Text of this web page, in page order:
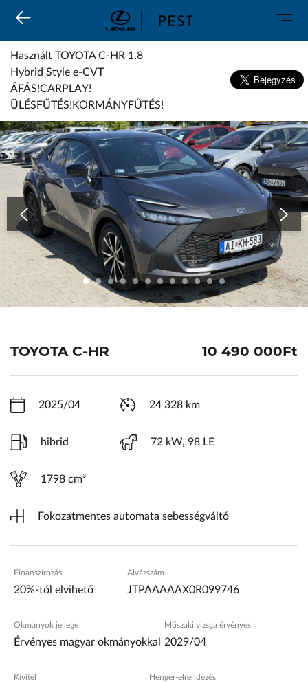
Lexus Pest
Toyota Schiller
ŠKODA Schiller
Audi Schiller
BYD Schiller
Cupra Schiller
Geely Schiller
Lexus Pest
Seat Schiller
Tesla Approved Body Shop
Toyota Schiller
VW Haszonjárművek
VW Service Schiller
Használt TOYOTA C-HR 1.8
Hybrid Style e-CVT
ÁFÁS!CARPLAY!
ÜLÉSFŰTÉS!KORMÁNYFŰTÉS!
TOYOTA C-HR 10 490 000Ft
2025/04 24 328 km
hibrid 72 kW, 98 LE
1798 cm³
Fokozatmentes automata sebességváltó
Finanszírozás
20%-tól elvihető
Alvázszám
JTPAAAAAX0R099746
Okmányok jellege
Érvényes magyar okmányokkal
Műszaki vizsga érvényes
2029/04
Kivitel Henger-elrendezés